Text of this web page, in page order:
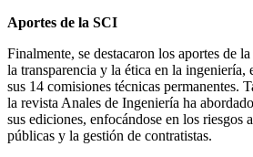
Aportes de la SCI
Finalmente, se destacaron los aportes de
la transparencia y la ética en la ingeniería,
sus 14 comisiones técnicas permanentes.
la revista Anales de Ingeniería ha
sus ediciones, enfocándose en los riesgos
públicas y la gestión de contratistas.